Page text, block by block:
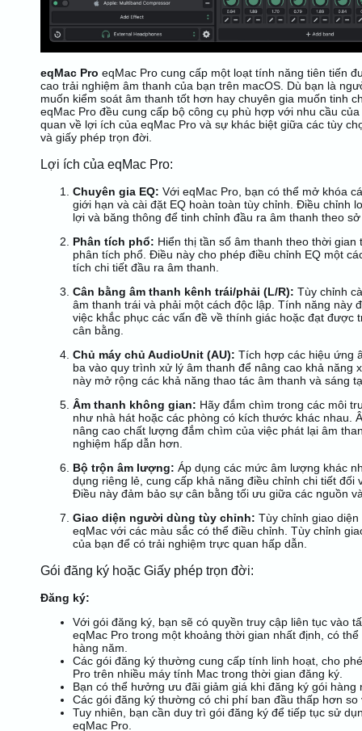
eqMac Pro eqMac Pro cung cấp một loạt tính năng tiên tiến
cao trải nghiệm âm thanh của bạn trên macOS. Dù bạn là
muốn kiểm soát âm thanh tốt hơn hay chuyên gia muốn tinh
eqMac Pro đều cung cấp bộ công cụ phù hợp với nhu cầu
quan về lợi ích của eqMac Pro và sự khác biệt giữa các tùy
và giấy phép trọn đời.
Lợi ích của eqMac Pro:
Chuyên gia EQ: Với eqMac Pro, bạn có thể mở khóa
giới hạn và cài đặt EQ hoàn toàn tùy chỉnh. Điều chỉnh
lợi và băng thông để tinh chỉnh đầu ra âm thanh theo
Phân tích phổ: Hiển thị tần số âm thanh theo thời
phân tích phổ. Điều này cho phép điều chỉnh EQ một
tích chi tiết đầu ra âm thanh.
Cân bằng âm thanh kênh trái/phải (L/R): Tùy chỉnh
âm thanh trái và phải một cách độc lập. Tính năng này
việc khắc phục các vấn đề về thính giác hoặc đạt được
cân bằng.
Chủ máy chủ AudioUnit (AU): Tích hợp các hiệu ứng
ba vào quy trình xử lý âm thanh để nâng cao khả năng
này mở rộng các khả năng thao tác âm thanh và sáng
Âm thanh không gian: Hãy đắm chìm trong các môi
như nhà hát hoặc các phòng có kích thước khác nhau.
nâng cao chất lượng đắm chìm của việc phát lại âm
nghiệm hấp dẫn hơn.
Bộ trộn âm lượng: Áp dụng các mức âm lượng khác
dụng riêng lẻ, cung cấp khả năng điều chỉnh chi tiết đối
Điều này đảm bảo sự cân bằng tối ưu giữa các nguồn
Giao diện người dùng tùy chỉnh: Tùy chỉnh giao
eqMac với các màu sắc có thể điều chỉnh. Tùy chỉnh
của bạn để có trải nghiệm trực quan hấp dẫn.
Gói đăng ký hoặc Giấy phép trọn đời:
Đăng ký:
Với gói đăng ký, bạn sẽ có quyền truy cập liên tục vào
eqMac Pro trong một khoảng thời gian nhất định, có
hàng năm.
Các gói đăng ký thường cung cấp tính linh hoạt, cho
Pro trên nhiều máy tính Mac trong thời gian đăng ký.
Bạn có thể hưởng ưu đãi giảm giá khi đăng ký gói hàng
Các gói đăng ký thường có chi phí ban đầu thấp hơn
Tuy nhiên, bạn cần duy trì gói đăng ký để tiếp tục sử
eqMac Pro.